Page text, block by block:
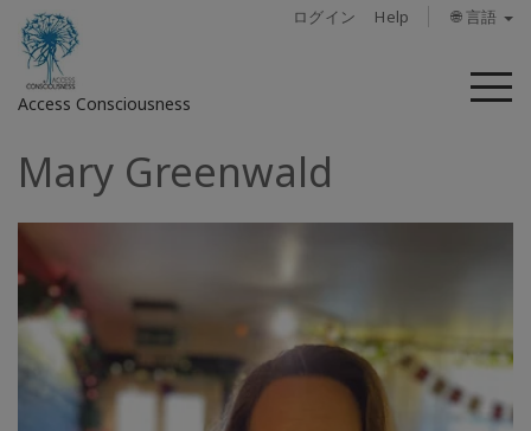
ログイン Help 🌐 言語
Access Consciousness
メ
ア
ウ
ト
に
サ
イ
Mary Greenwald